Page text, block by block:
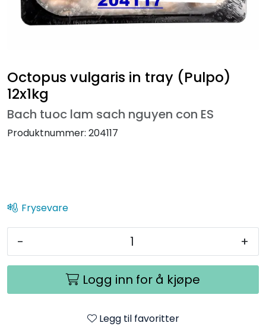
Octopus vulgaris in tray (Pulpo)
12x1kg
Bach tuoc lam sach nguyen con ES
Produktnummer: 204117
Frysevare
- +
Logg inn for å kjøpe
Legg til favoritter